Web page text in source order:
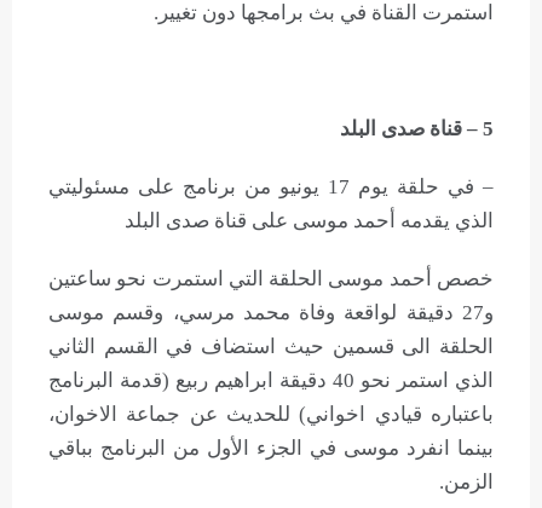
استمرت القناة في بث برامجها دون تغيير.
5 – قناة صدى البلد
– في حلقة يوم 17 يونيو من برنامج على مسئوليتي
الذي يقدمه أحمد موسى على قناة صدى البلد
خصص أحمد موسى الحلقة التي استمرت نحو ساعتين
و27 دقيقة لواقعة وفاة محمد مرسي، وقسم موسى
الحلقة الى قسمين حيث استضاف في القسم الثاني
الذي استمر نحو 40 دقيقة ابراهيم ربيع (قدمة البرنامج
باعتباره قيادي اخواني) للحديث عن جماعة الاخوان،
بينما انفرد موسى في الجزء الأول من البرنامج بباقي
الزمن.